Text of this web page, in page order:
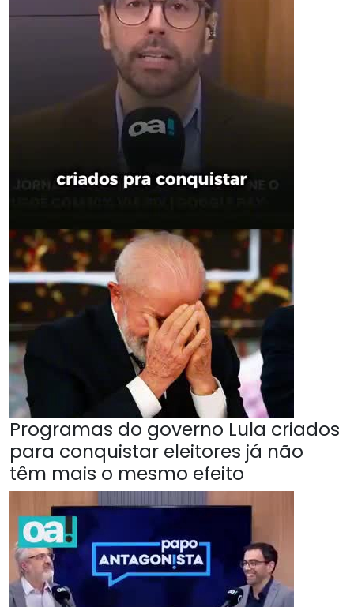
Programas do governo Lula criados
para conquistar eleitores já não
têm mais o mesmo efeito